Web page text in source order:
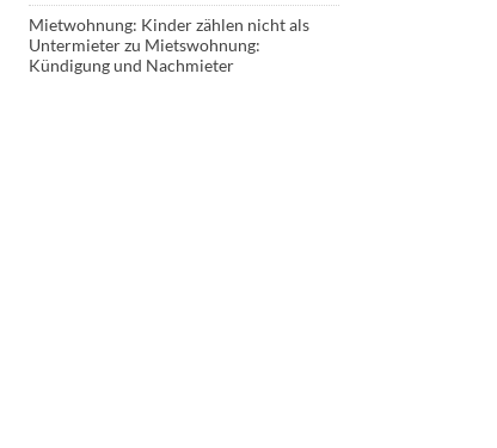
Mietwohnung: Kinder zählen nicht als
Untermieterzu Mietswohnung:
Kündigung und Nachmieter